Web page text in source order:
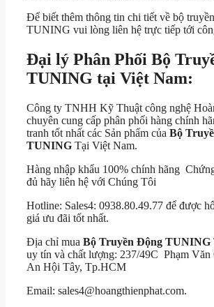
Để biết thêm thông tin chi tiết về bộ
TUNING vui lòng liên hệ trực tiếp tới
Đại lý Phân Phối Bộ
TUNING tại Việt Nam:
Công ty TNHH Kỹ Thuật công nghệ
chuyên cung cấp phân phối hàng chính
tranh tốt nhất các Sản phẩm của Bộ
TUNING Tại Việt Nam.
Hàng nhập khẩu 100% chính hãng
đủ hãy liên hệ với Chúng Tôi
Hotline: Sales4: 0938.80.49.77 để được
giá ưu đãi tốt nhất.
Địa chỉ mua Bộ Truyền Động TUNING
uy tín và chất lượng: 237/49C Phạm Văn
An Hội Tây, Tp.HCM
Email: sales4@hoangthienphat.com.